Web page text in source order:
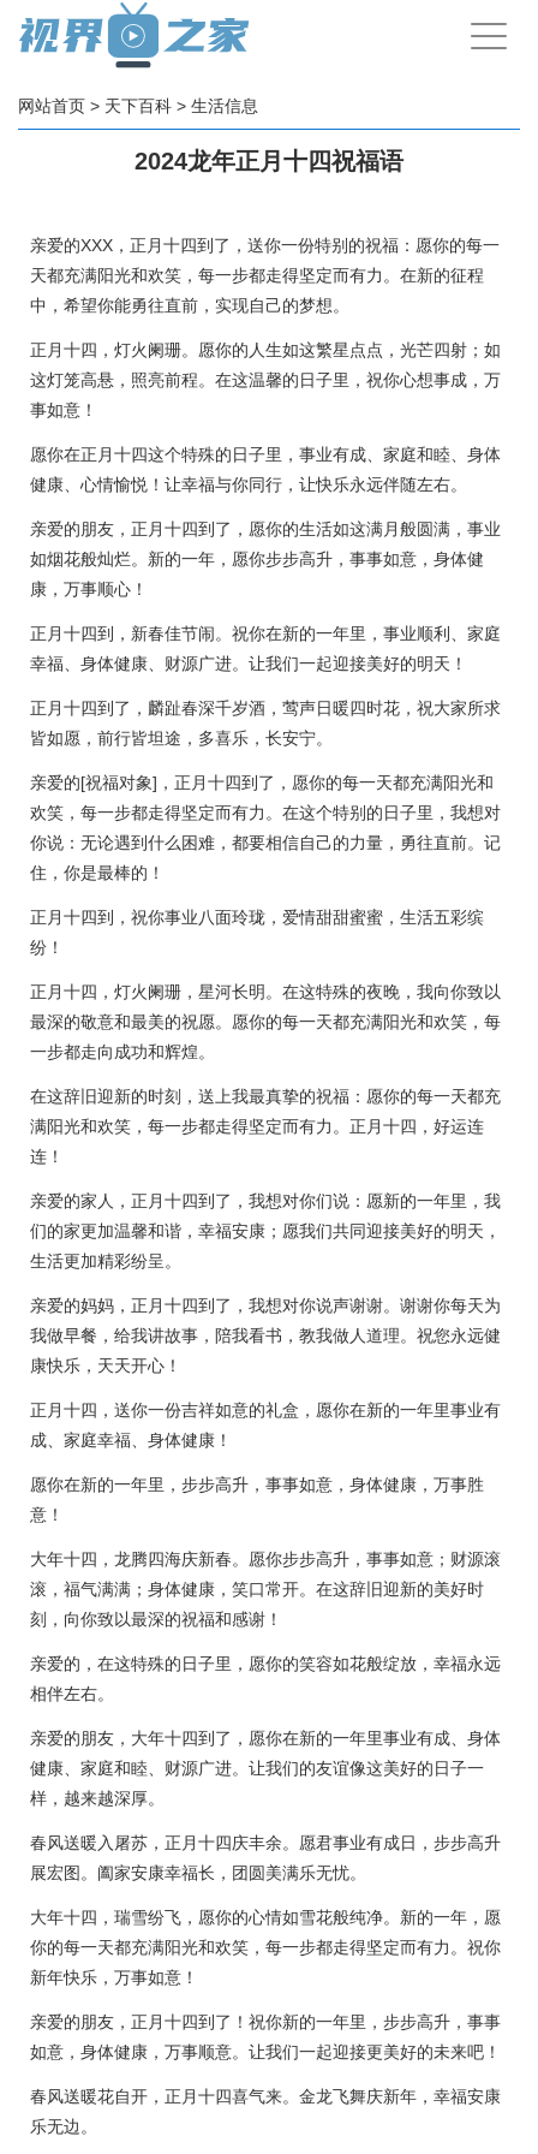
手
机
网站首页 > 天下百科 > 生活信息
2024龙年正月十四祝福语
亲爱的XXX，正月十四到了，送你一份特别的祝福：愿你的每一
天都充满阳光和欢笑，每一步都走得坚定而有力。在新的征程
中，希望你能勇往直前，实现自己的梦想。
正月十四，灯火阑珊。愿你的人生如这繁星点点，光芒四射；如
这灯笼高悬，照亮前程。在这温馨的日子里，祝你心想事成，万
事如意！
愿你在正月十四这个特殊的日子里，事业有成、家庭和睦、身体
健康、心情愉悦！让幸福与你同行，让快乐永远伴随左右。
亲爱的朋友，正月十四到了，愿你的生活如这满月般圆满，事业
如烟花般灿烂。新的一年，愿你步步高升，事事如意，身体健
康，万事顺心！
正月十四到，新春佳节闹。祝你在新的一年里，事业顺利、家庭
幸福、身体健康、财源广进。让我们一起迎接美好的明天！
正月十四到了，麟趾春深千岁酒，莺声日暖四时花，祝大家所求
皆如愿，前行皆坦途，多喜乐，长安宁。
亲爱的[祝福对象]，正月十四到了，愿你的每一天都充满阳光和
欢笑，每一步都走得坚定而有力。在这个特别的日子里，我想对
你说：无论遇到什么困难，都要相信自己的力量，勇往直前。记
住，你是最棒的！
正月十四到，祝你事业八面玲珑，爱情甜甜蜜蜜，生活五彩缤
纷！
正月十四，灯火阑珊，星河长明。在这特殊的夜晚，我向你致以
最深的敬意和最美的祝愿。愿你的每一天都充满阳光和欢笑，每
一步都走向成功和辉煌。
在这辞旧迎新的时刻，送上我最真挚的祝福：愿你的每一天都充
满阳光和欢笑，每一步都走得坚定而有力。正月十四，好运连
连！
亲爱的家人，正月十四到了，我想对你们说：愿新的一年里，我
们的家更加温馨和谐，幸福安康；愿我们共同迎接美好的明天，
生活更加精彩纷呈。
亲爱的妈妈，正月十四到了，我想对你说声谢谢。谢谢你每天为
我做早餐，给我讲故事，陪我看书，教我做人道理。祝您永远健
康快乐，天天开心！
正月十四，送你一份吉祥如意的礼盒，愿你在新的一年里事业有
成、家庭幸福、身体健康！
愿你在新的一年里，步步高升，事事如意，身体健康，万事胜
意！
大年十四，龙腾四海庆新春。愿你步步高升，事事如意；财源滚
滚，福气满满；身体健康，笑口常开。在这辞旧迎新的美好时
刻，向你致以最深的祝福和感谢！
亲爱的，在这特殊的日子里，愿你的笑容如花般绽放，幸福永远
相伴左右。
亲爱的朋友，大年十四到了，愿你在新的一年里事业有成、身体
健康、家庭和睦、财源广进。让我们的友谊像这美好的日子一
样，越来越深厚。
春风送暖入屠苏，正月十四庆丰余。愿君事业有成日，步步高升
展宏图。阖家安康幸福长，团圆美满乐无忧。
大年十四，瑞雪纷飞，愿你的心情如雪花般纯净。新的一年，愿
你的每一天都充满阳光和欢笑，每一步都走得坚定而有力。祝你
新年快乐，万事如意！
亲爱的朋友，正月十四到了！祝你新的一年里，步步高升，事事
如意，身体健康，万事顺意。让我们一起迎接更美好的未来吧！
春风送暖花自开，正月十四喜气来。金龙飞舞庆新年，幸福安康
乐无边。